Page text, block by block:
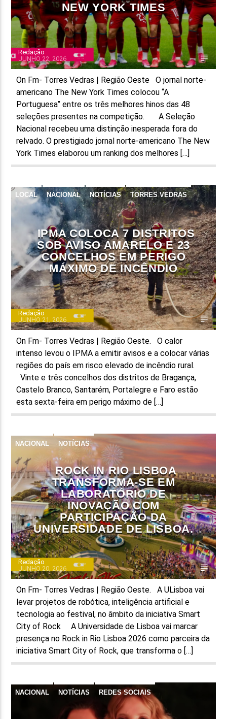
NEW YORK TIMES
Redação
JUNHO 22, 2026
On Fm- Torres Vedras | Região Oeste O jornal norte-
americano The New York Times colocou “A
Portuguesa” entre os três melhores hinos das 48
seleções presentes na competição. A Seleção
Nacional recebeu uma distinção inesperada fora do
relvado. O prestigiado jornal norte-americano The New
York Times elaborou um ranking dos melhores […]
LOCAL NACIONAL NOTÍCIAS TORRES VEDRAS
IPMA COLOCA 7 DISTRITOS
SOB AVISO AMARELO E 23
CONCELHOS EM PERIGO
MÁXIMO DE INCÊNDIO
Redação
JUNHO 21, 2026
On Fm- Torres Vedras | Região Oeste. O calor
intenso levou o IPMA a emitir avisos e a colocar várias
regiões do país em risco elevado de incêndio rural.
Vinte e três concelhos dos distritos de Bragança,
Castelo Branco, Santarém, Portalegre e Faro estão
esta sexta-feira em perigo máximo de […]
NACIONAL NOTÍCIAS
ROCK IN RIO LISBOA
TRANSFORMA-SE EM
LABORATÓRIO DE
INOVAÇÃO COM
PARTICIPAÇÃO DA
UNIVERSIDADE DE LISBOA.
Redação
JUNHO 20, 2026
On Fm- Torres Vedras | Região Oeste. A ULisboa vai
levar projetos de robótica, inteligência artificial e
tecnologia ao festival, no âmbito da iniciativa Smart
City of Rock A Universidade de Lisboa vai marcar
presença no Rock in Rio Lisboa 2026 como parceira da
iniciativa Smart City of Rock, que transforma o […]
NACIONAL NOTÍCIAS REDES SOCIAIS